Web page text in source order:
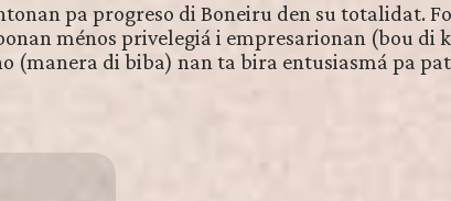
pa progreso di Boneiru den su totalidat.
ménos privelegiá i empresarionan (bou di
di biba) nan ta bira entusiasmá pa